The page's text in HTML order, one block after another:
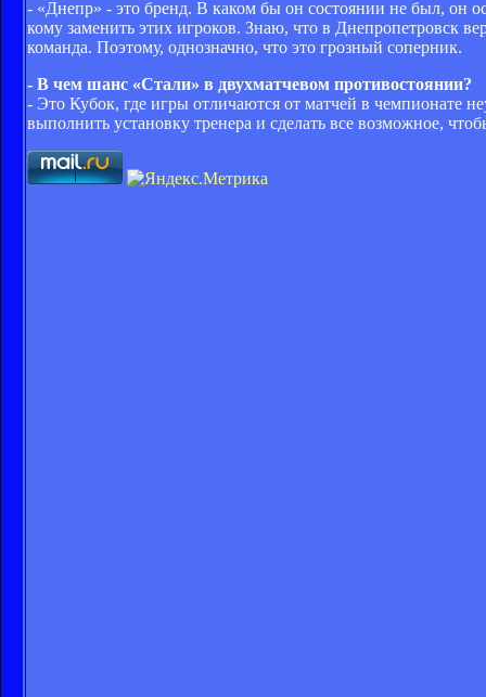
- «Днепр» - это бренд. В каком бы он состоянии не был, он
кому заменить этих игроков. Знаю, что в Днепропетровск
команда. Поэтому, однозначно, что это грозный соперник.
- В чем шанс «Стали» в двухматчевом противостоянии?
- Это Кубок, где игры отличаются от матчей в чемпионате
выполнить установку тренера и сделать все возможное,